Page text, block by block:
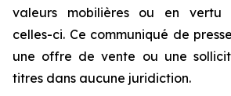
valeurs mobilières ou en vertu
celles-ci. Ce communiqué de
une offre de vente ou une
titres dans aucune juridiction.